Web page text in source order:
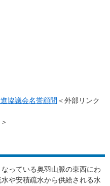
協議会名誉顧問 ＜外部リンク
っている奥羽山脈の東西にわ
や安積疏水から供給される水